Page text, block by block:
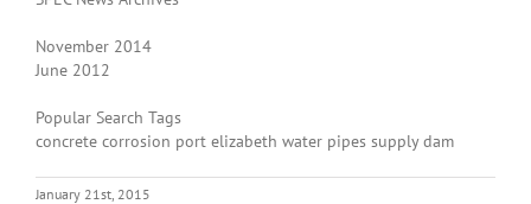
November 2014
June 2012
Popular Search Tags
concrete corrosion port elizabeth water pipes supply dam
January 21st, 2015